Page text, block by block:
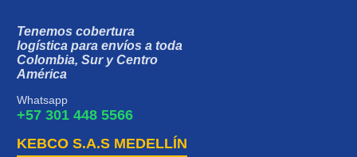
Tenemos cobertura
logística para envíos a toda
Colombia, Sur y Centro
América
Whatsapp
+57 301 448 5566
KEBCO S.A.S MEDELLÍN